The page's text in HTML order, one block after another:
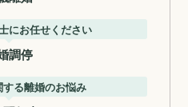
にお任せください
調停
る離婚のお悩み